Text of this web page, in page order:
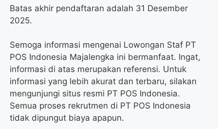
Batas akhir pendaftaran adalah 31 Desember
2025.
Semoga informasi mengenai Lowongan Staf PT
POS Indonesia Majalengka ini bermanfaat. Ingat,
informasi di atas merupakan referensi. Untuk
informasi yang lebih akurat dan terbaru, silakan
mengunjungi situs resmi PT POS Indonesia.
Semua proses rekrutmen di PT POS Indonesia
tidak dipungut biaya apapun.